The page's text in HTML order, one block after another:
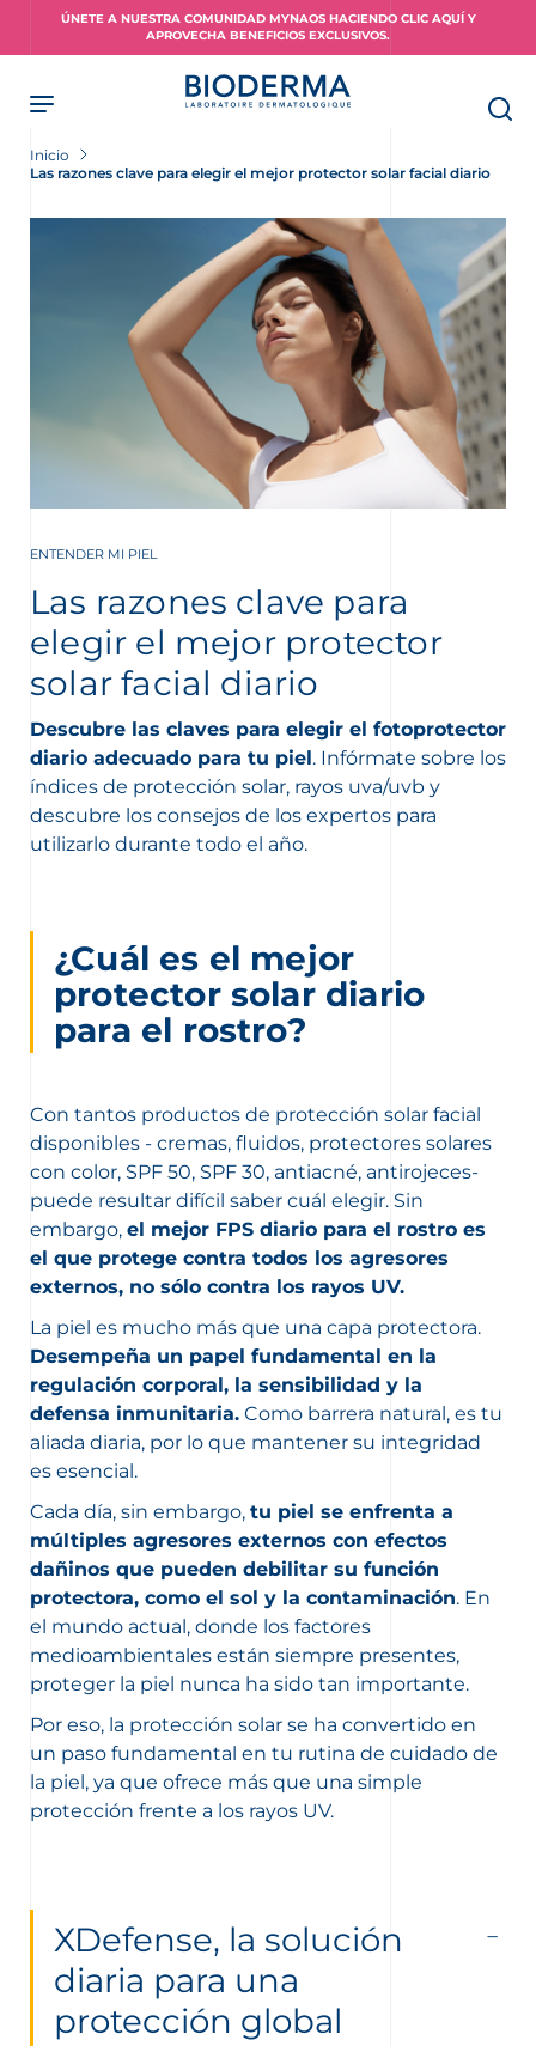
ÚNETE A NUESTRA COMUNIDAD MYNAOS HACIENDO CLIC AQUÍ Y
APROVECHA BENEFICIOS EXCLUSIVOS.
Inicio
Las razones clave para elegir el mejor protector solar facial diario
ENTENDER MI PIEL
Las razones clave para
elegir el mejor protector
solar facial diario
Descubre las claves para elegir el fotoprotector
diario adecuado para tu piel. Infórmate sobre los
índices de protección solar, rayos uva/uvb y
descubre los consejos de los expertos para
utilizarlo durante todo el año.
¿Cuál es el mejor
protector solar diario
para el rostro?
Con tantos productos de protección solar facial
disponibles - cremas, fluidos, protectores solares
con color, SPF 50, SPF 30, antiacné, antirojeces-
puede resultar difícil saber cuál elegir. Sin
embargo, el mejor FPS diario para el rostro es
el que protege contra todos los agresores
externos, no sólo contra los rayos UV.
La piel es mucho más que una capa protectora.
Desempeña un papel fundamental en la
regulación corporal, la sensibilidad y la
defensa inmunitaria. Como barrera natural, es tu
aliada diaria, por lo que mantener su integridad
es esencial.
Cada día, sin embargo, tu piel se enfrenta a
múltiples agresores externos con efectos
dañinos que pueden debilitar su función
protectora, como el sol y la contaminación. En
el mundo actual, donde los factores
medioambientales están siempre presentes,
proteger la piel nunca ha sido tan importante.
Por eso, la protección solar se ha convertido en
un paso fundamental en tu rutina de cuidado de
la piel, ya que ofrece más que una simple
protección frente a los rayos UV.
XDefense, la solución
diaria para una
protección global